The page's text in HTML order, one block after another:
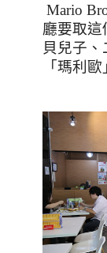
Mario
廳要取這
貝兒子
「瑪利